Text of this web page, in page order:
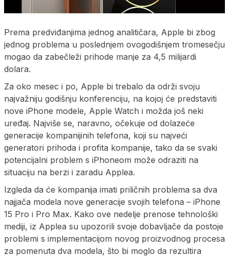
Prema predviđanjima jednog analitičara, Apple bi zbog
jednog problema u poslednjem ovogodišnjem tromesečju
mogao da zabečleži prihode manje za 4,5 milijardi
dolara.
Za oko mesec i po, Apple bi trebalo da održi svoju
najvažniju godišnju konferenciju, na kojoj će predstaviti
nove iPhone modele, Apple Watch i možda još neki
uređaj. Najviše se, naravno, očekuje od dolazeće
generacije kompanijinih telefona, koji su najveći
generatori prihoda i profita kompanije, tako da se svaki
potencijalni problem s iPhoneom može odraziti na
situaciju na berzi i zaradu Applea.
Izgleda da će kompanija imati priličnih problema sa dva
najjača modela nove generacije svojih telefona – iPhone
15 Pro i Pro Max. Kako ove nedelje prenose tehnološki
mediji, iz Applea su upozorili svoje dobavljače da postoje
problemi s implementacijom novog proizvodnog procesa
za pomenuta dva modela, što bi moglo da rezultira